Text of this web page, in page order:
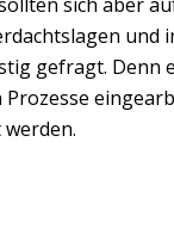
gefragt. Denn